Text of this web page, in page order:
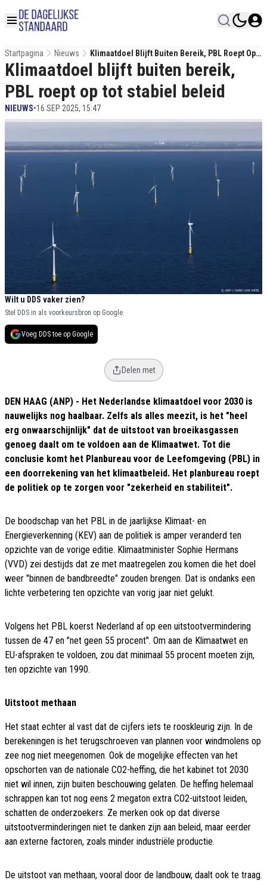
Startpagina Nieuws
Klimaatdoel Blijft Buiten Bereik, PBL Roept Op
Tot Stabiel Beleid
Klimaatdoel blijft buiten bereik,
PBL roept op tot stabiel beleid
NIEUWS•16 SEP 2025, 15:47
Wilt u DDS vaker zien?
Stel DDS in als voorkeursbron op Google.
Voeg DDS toe op Google
Delen met
DEN HAAG (ANP) - Het Nederlandse klimaatdoel voor 2030 is
nauwelijks nog haalbaar. Zelfs als alles meezit, is het "heel
erg onwaarschijnlijk" dat de uitstoot van broeikasgassen
genoeg daalt om te voldoen aan de Klimaatwet. Tot die
conclusie komt het Planbureau voor de Leefomgeving (PBL) in
een doorrekening van het klimaatbeleid. Het planbureau roept
de politiek op te zorgen voor "zekerheid en stabiliteit".
De boodschap van het PBL in de jaarlijkse Klimaat- en
Energieverkenning (KEV) aan de politiek is amper veranderd ten
opzichte van de vorige editie. Klimaatminister Sophie Hermans
(VVD) zei destijds dat ze met maatregelen zou komen die het doel
weer "binnen de bandbreedte" zouden brengen. Dat is ondanks een
lichte verbetering ten opzichte van vorig jaar niet gelukt.
Volgens het PBL koerst Nederland af op een uitstootvermindering
tussen de 47 en "net geen 55 procent". Om aan de Klimaatwet en
EU-afspraken te voldoen, zou dat minimaal 55 procent moeten zijn,
ten opzichte van 1990.
Uitstoot methaan
Het staat echter al vast dat de cijfers iets te rooskleurig zijn. In de
berekeningen is het terugschroeven van plannen voor windmolens op
zee nog niet meegenomen. Ook de mogelijke effecten van het
opschorten van de nationale CO2-heffing, die het kabinet tot 2030
niet wil innen, zijn buiten beschouwing gelaten. De heffing helemaal
schrappen kan tot nog eens 2 megaton extra CO2-uitstoot leiden,
schatten de onderzoekers. Ze merken ook op dat diverse
uitstootverminderingen niet te danken zijn aan beleid, maar eerder
aan externe factoren, zoals minder industriële productie.
De uitstoot van methaan, vooral door de landbouw, daalt ook te traag.